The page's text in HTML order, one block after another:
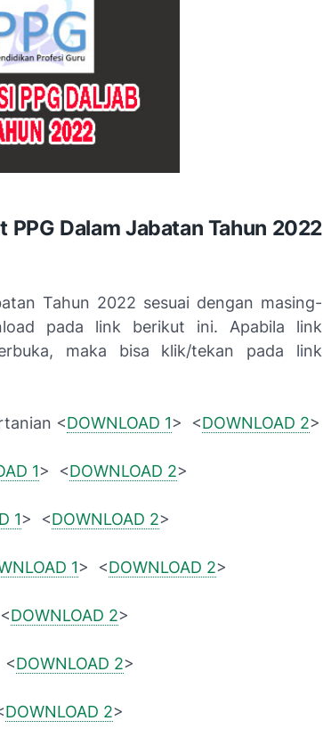
Dalam Jabatan Tahun 2022
Tahun 2022 sesuai dengan masing-
pada link berikut ini. Apabila link
maka bisa klik/tekan pada link
<DOWNLOAD 1> <DOWNLOAD 2>
1> <DOWNLOAD 2>
1> <DOWNLOAD 2>
1> <DOWNLOAD 2>
DOWNLOAD 2>
DOWNLOAD 2>
DOWNLOAD 2>